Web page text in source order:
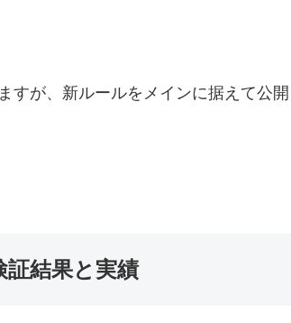
すが、新ルールをメインに据えて公開
証結果と実績